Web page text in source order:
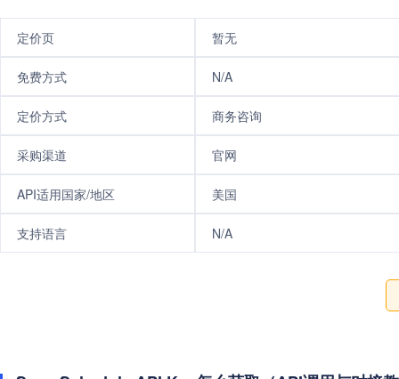
定价页 暂无
免费方式 N/A
定价方式 商务咨询
采购渠道 官网
API适用国家/地区 美国
支持语言 N/A